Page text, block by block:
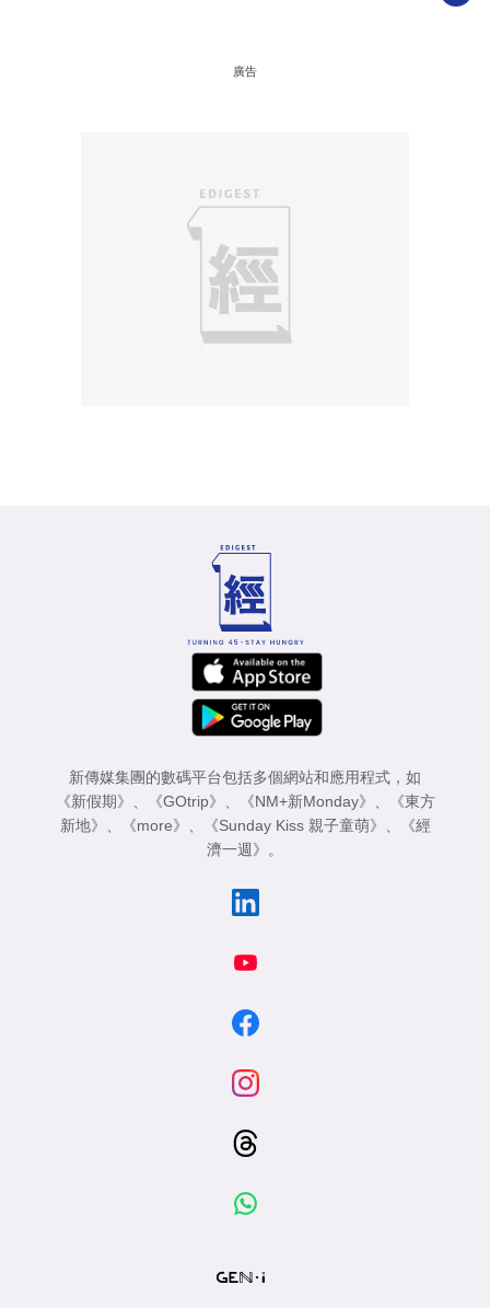
廣告
新傳媒集團的數碼平台包括多個網站和應用程式，如
《新假期》 、 《GOtrip》 、 《NM+新Monday》 、
《東方
新地》 、 《more》 、 《Sunday Kiss 親子童萌》 、
《經
濟一週》 。